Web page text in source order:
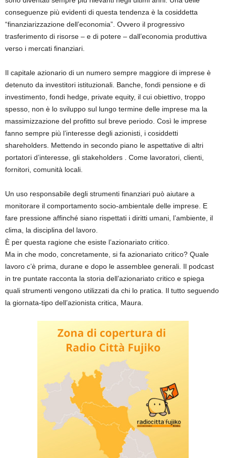
conseguenze più evidenti di questa tendenza è la cosiddetta
“finanziarizzazione dell’economia”. Ovvero il progressivo
trasferimento di risorse – e di potere – dall’economia produttiva
verso i mercati finanziari.
Il capitale azionario di un numero sempre maggiore di imprese è
detenuto da investitori istituzionali. Banche, fondi pensione e di
investimento, fondi hedge, private equity, il cui obiettivo, troppo
spesso, non è lo sviluppo sul lungo termine delle imprese ma la
massimizzazione del profitto sul breve periodo. Così le imprese
fanno sempre più l’interesse degli azionisti, i cosiddetti
shareholders. Mettendo in secondo piano le aspettative di altri
portatori d’interesse, gli stakeholders . Come lavoratori, clienti,
fornitori, comunità locali.
Un uso responsabile degli strumenti finanziari può aiutare a
monitorare il comportamento socio-ambientale delle imprese. E
fare pressione affinché siano rispettati i diritti umani, l’ambiente, il
clima, la disciplina del lavoro.
È per questa ragione che esiste l’azionariato critico.
Ma in che modo, concretamente, si fa azionariato critico? Quale
lavoro c’è prima, durane e dopo le assemblee generali. Il podcast
in tre puntate racconta la storia dell’azionariato critico e spiega
quali strumenti vengono utilizzati da chi lo pratica. Il tutto seguendo
la giornata-tipo dell’azionista critica, Maura.